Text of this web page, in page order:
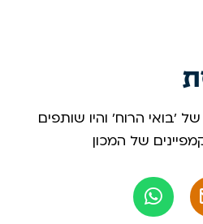
'בואי הרוח' והיו שותפים
של המכון